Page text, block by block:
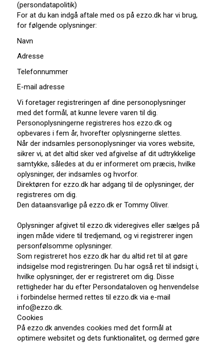
(persondatapolitik)
For at du kan indgå aftale med os på ezzo.dk har vi brug,
for følgende oplysninger:
Navn
Adresse
Telefonnummer
E-mail adresse
Vi foretager registreringen af dine personoplysninger
med det formål, at kunne levere varen til dig.
Personoplysningerne registreres hos ezzo.dk og
opbevares i fem år, hvorefter oplysningerne slettes.
Når der indsamles personoplysninger via vores website,
sikrer vi, at det altid sker ved afgivelse af dit udtrykkelige
samtykke, således at du er informeret om præcis, hvilke
oplysninger, der indsamles og hvorfor.
Direktøren for ezzo.dk har adgang til de oplysninger, der
registreres om dig.
Den dataansvarlige på ezzo.dk er Tommy Oliver.
Oplysninger afgivet til ezzo.dk videregives eller sælges på
ingen måde videre til tredjemand, og vi registrerer ingen
personfølsomme oplysninger.
Som registreret hos ezzo.dk har du altid ret til at gøre
indsigelse mod registreringen. Du har også ret til indsigt i,
hvilke oplysninger, der er registreret om dig. Disse
rettigheder har du efter Persondataloven og henvendelse
i forbindelse hermed rettes til ezzo.dk via e-mail
info@ezzo.dk.
Cookies
På ezzo.dk anvendes cookies med det formål at
optimere websitet og dets funktionalitet, og dermed gøre